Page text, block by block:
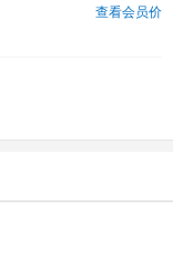
查看会员价